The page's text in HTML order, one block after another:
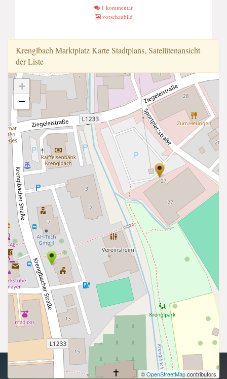
1 kommentar
vorschaubild
Krenglbach Marktplatz Karte Stadtplans, Satellitenansicht
der Liste
+
−
©OpenStreetMapcontributors
Urheberrecht 2026 | Alle Rechte vorbehalten.